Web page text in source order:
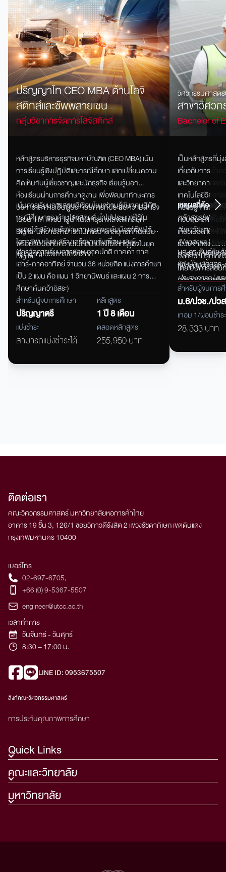
ปริญญาโท CEO MBA ด้านโลจิ
สติกส์และซัพพลายเชน
กลุ่มวิชาการจัดการโลจิสติกส์
หลักสูตรบริหารธุรกิจมหาบัณฑิต (CEO MBA) เน้น
การเรียนรู้เชิงปฏิบัติและกรณีศึกษา แลกเปลี่ยนความ
คิดเห็นกับผู้เชี่ยวชาญและนักธุรกิจ เรียนรู้นอก
ห้องเรียนผ่านการศึกษาดูงาน เพื่อพัฒนาทักษะการ
บริหารและการเป็นผู้ประกอบการที่ประสบความสำเร็จ
ในอนาคต พัฒนาผู้นำในโลกธุรกิจโลจิสติกส์ยุค
Digital มีความสามารถในการวางกลยุทธ์ที่ทันสมัย
พร้อมรับมือกับความเปลี่ยนแปลงในโลกธุรกิจในยุค
Digital
เน้นการเรียนการสอนที่เชื่อมโยงความรู้เชิงทฤษฎีกับ
กรณีศึกษาจริงด้านโลจิสติกส์ นำไปประยุกต์ใช้ใน
ธุรกิจได้ สร้างเครือข่ายทางธุรกิจระดับมืออาชีพ ได้มี
โอกาสพบปะและสร้างเครือข่ายกับเพื่อน และผู้
เชี่ยวชาญในวงการโลจิสติกส์
(การจัดการเรียนการสอน ภาคปกติ ภาคค่ำ ภาค
เสาร์-ภาคอาทิตย์ จำนวน 36 หน่วยกิต แบ่งการศึกษา
เป็น 2 แผน คือ แผน 1 วิทยานิพนธ์ และแผน 2 การ
ศึกษาค้นคว้าอิสระ)
สำหรับผู้จบการศึกษา
ปริญญาตรี
หลักสูตร
1 ปี 8 เดือน
แบ่งชำระ
สามารถแบ่งชำระได้
ตลอดหลักสูตร
255,950 บาท
วิศวกรรมศาส
สาขาวิศว
Bachelor of
Engineering)
เป็นหลักสูตรที่มุ่
เกี่ยวกับการนำ
และวิทยาศาสต
เทคโนโลยีวิศวก
ความรู้ทางด้าน
ควบคุมและการวั
เกี่ยวเนื่องกับค
ระบบจำลององค์
องค์ความรู้ที่เกี่ย
โดยเป็นการสอ
สร้างศักยภาพใ
ประกอบอาชีพอ
คุณธรรมจริยธ
วิชาการและวิชา
และมีความสอด
เวลาเพื่อให้เป็
เหตุผลที่ต้องเลือ
หลักสูตรไฟฟ้า ไ
“มหาวิทยาลัยเท
(Nagaoka
การส่งนักศึกษาใ
เพื่อเสริมสร้างค
ประสบการณ์ ตล
การศึกษาเข้าศึก
ได้รับการสนับส
ผศ.ดร.สันต์ชัย
หัวหน้าหลักสูตร
สำหรับผู้จบการ
ม.6/ปวช./ปว
กศน.
เทอม 1/ผ่อนชำระ
28,333 บาท
Quick Links
คณะและวิทยาลัย
มหาวิทยาลัย
ติดต่อเรา
คณะวิศวกรรมศาสตร์ มหาวิทยาลัยหอการค้าไทย
อาคาร 19 ชั้น 3, 126/1 ซอยวิภาวดีรังสิต 2 แขวงรัชดาภิเษก เขตดินแดง
กรุงเทพมหานคร 10400
เบอร์โทร
02-697-6705,
+66 (0) 9-5367-5507
engineer@utcc.ac.th
เวลาทำการ
วันจันทร์ - วันศุกร์
8:30 – 17:00 น.
LINE ID: 0953675507
ลิงก์คณะวิศวกรรมศาสตร์
การประกันคุณภาพการศึกษา